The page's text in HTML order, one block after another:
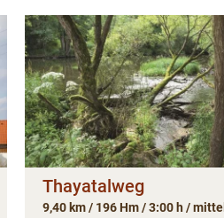
Thayatalweg
9,40 km / 196 Hm / 3:00 h / mittel